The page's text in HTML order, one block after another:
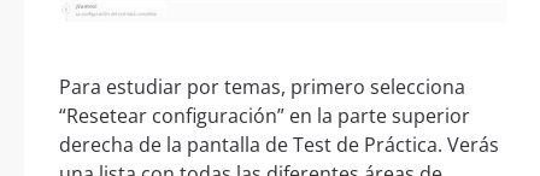
Para estudiar por temas, primero selecciona
“Resetear configuración” en la parte superior
derecha de la pantalla de Test de Práctica. Verás